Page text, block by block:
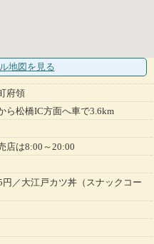
地図 を見る
府領
ら松橋IC方面へ車で3.6km
店は8:00～20:00
／大江戸カツ丼（スナックコー